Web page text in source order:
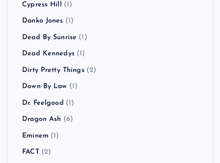
Cypress Hill (1)
Danko Jones (1)
Dead By Sunrise (1)
Dead Kennedys(1)
Dirty Pretty Things(2)
Down By Law (1)
Dr. Feelgood (1)
Dragon Ash (6)
Eminem (1)
FACT(2)